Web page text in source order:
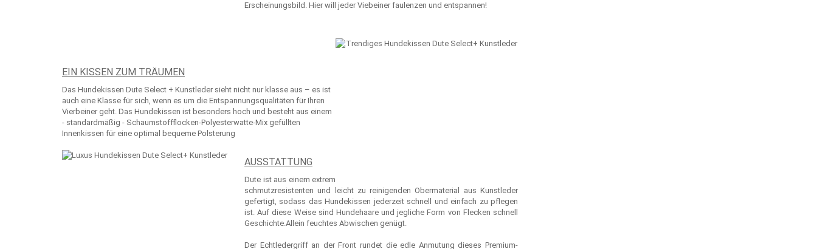
Erscheinungsbild. Hier will jeder Viebeiner faulenzen und entspannen!
EIN KISSEN ZUM TRÄUMEN
Das Hundekissen Dute Select + Kunstleder sieht nicht nur klasse aus – es ist
auch eine Klasse für sich, wenn es um die Entspannungsqualitäten für Ihren
Vierbeiner geht. Das Hundekissen ist besonders hoch und besteht aus einem
- standardmäßig - Schaumstoffflocken-Polyesterwatte-Mix gefüllten
Innenkissen für eine optimal bequeme Polsterung
AUSSTATTUNG
Dute ist aus einem extrem
schmutzresistenten und leicht zu reinigenden Obermaterial aus Kunstleder
gefertigt, sodass das Hundekissen jederzeit schnell und einfach zu pflegen
ist. Auf diese Weise sind Hundehaare und jegliche Form von Flecken schnell
Geschichte.Allein feuchtes Abwischen genügt.
Der Echtledergriff an der Front rundet die edle Anmutung dieses Premium-